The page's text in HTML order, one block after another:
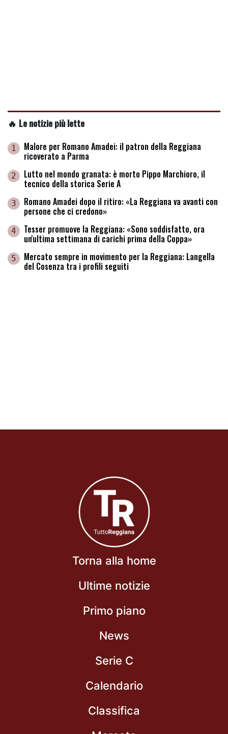
🔥 Le notizie più lette
1 Malore per Romano Amadei: il patron della Reggiana
ricoverato a Parma
2 Lutto nel mondo granata: è morto Pippo Marchioro, il
tecnico della storica Serie A
3 Romano Amadei dopo il ritiro: «La Reggiana va avanti con
persone che ci credono»
4 Tesser promuove la Reggiana: «Sono soddisfatto, ora
un'ultima settimana di carichi prima della Coppa»
5 Mercato sempre in movimento per la Reggiana: Langella
del Cosenza tra i profili seguiti
Torna alla home
Ultime notizie
Primo piano
News
Serie C
Calendario
Classifica